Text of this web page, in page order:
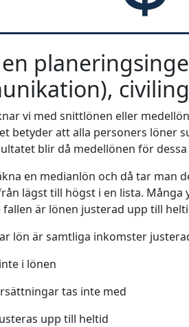
vi med snittlönen eller
betyder att alla personers löner
blir då medellönen för
en medianlön och då tar man
lägst till högst i en lista.
är lönen justerad upp till
lön är samtliga inkomster
i lönen
tas inte med
upp till heltid